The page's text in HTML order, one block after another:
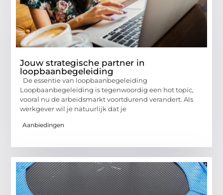
Jouw strategische partner in
loopbaanbegeleiding
De essentie van loopbaanbegeleiding
Loopbaanbegeleiding is tegenwoordig een hot topic,
vooral nu de arbeidsmarkt voortdurend verandert. Als
werkgever wil je natuurlijk dat je
Aanbiedingen